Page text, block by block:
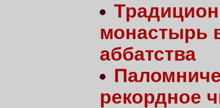
монастырь
аббатства
рекордное